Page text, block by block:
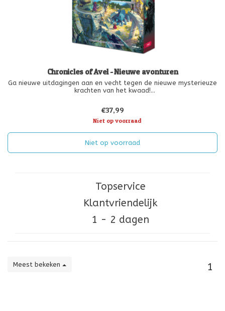
Chronicles of Avel - Nieuwe avonturen
Ga nieuwe uitdagingen aan en vecht tegen de nieuwe mysterieuze
krachten van het kwaad!
worden gespeeld, evenals 3 modules die in verschill
€37,99
Niet op voorraad
Niet op voorraad
Topservice
Klantvriendelijk
1 - 2 dagen
Meest bekeken 1